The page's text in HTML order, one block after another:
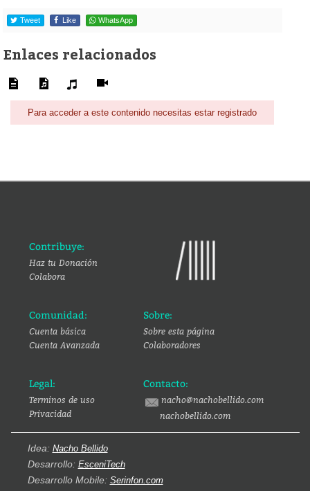
Tweet Like WhatsApp
Enlaces relacionados
Para acceder a este contenido necesitas estar registrado
Contribuye:
Haz tu Donación
Colabora
Comunidad:
Cuenta básica
Cuenta Avanzada
Sobre:
Sobre esta página
Colaboradores
Legal:
Terminos de uso
Privacidad
Contacto:
nacho@nachobellido.com
nachobellido.com
Idea: Nacho Bellido
Desarrollo: EsceniTech
Desarrollo Mobile: Serinfon.com